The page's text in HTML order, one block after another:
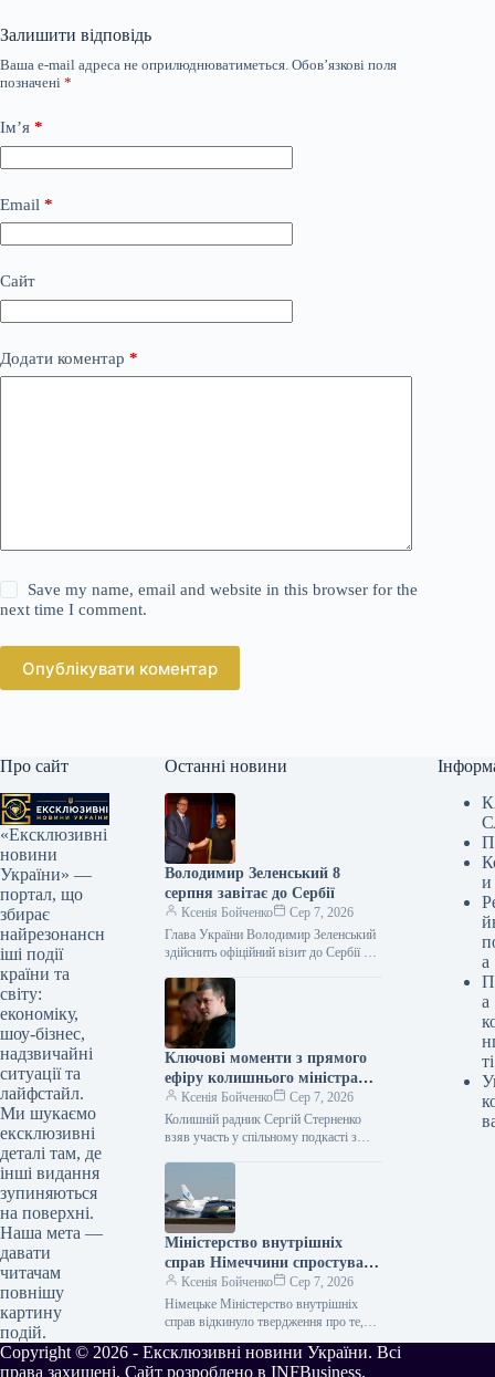
Залишити відповідь
Ваша e-mail адреса не оприлюднюватиметься. Обов’язкові поля
позначені *
Ім’я *
Email *
Сайт
Додати коментар *
Save my name, email and website in this browser for the
next time I comment.
Опублікувати коментар
Про сайт
«Ексклюзивні
новини
України» —
портал, що
збирає
найрезонансн
іші події
країни та
світу:
економіку,
шоу-бізнес,
надзвичайні
ситуації та
лайфстайл.
Ми шукаємо
ексклюзивні
деталі там, де
інші видання
зупиняються
на поверхні.
Наша мета —
давати
читачам
повнішу
картину
подій.
Останні новини
Володимир Зеленський 8
серпня завітає до Сербії
Ксенія Бойченко
Сер 7, 2026
Глава України Володимир Зеленський
здійснить офіційний візит до Сербії 8
президентом країни Александром
Вучичем. Цю…
Ключові моменти з прямого
ефіру колишнього міністра
оборони Федорова з колишнім
радником Стерненком
Ксенія Бойченко
Сер 7, 2026
Колишній радник Сергій Стерненко
взяв участь у спільному подкасті з
обговорили протести, запуск…
Міністерство внутрішніх
справ Німеччини спростувало
повідомлення про наявність
боєприпасів на борту літака в
Лейпцигу.
Ксенія Бойченко
Сер 7, 2026
Німецьке Міністерство внутрішніх
справ відкинуло твердження про те,
що безпілотник з вибуховими
речовинами перебував біля
и
а
а
ті
Copyright © 2026 - Ексклюзивні новини України. Всі
права захищені. Сайт розроблено в INFBusiness.